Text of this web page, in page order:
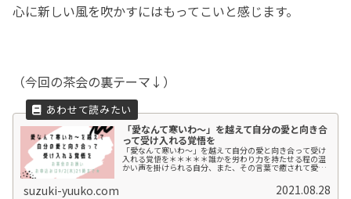
心に新しい風を吹かすにはもってこいと感じます。
（今回の茶会の裏テーマ↓）
「愛なんて寒いわ～」を越えて自分の愛と向き合
って受け入れる覚悟を
「愛なんて寒いわ～」を越えて自分の愛と向き合って受け
入れる覚悟を＊＊＊＊＊誰かを労わり力を持たせる程の温
かい声を掛けられる自分、また、その言葉で癒されて愛が
とめどなく溢れてくる自分が、今隠している本来の私なの
です。こんな私が言うのもなんです......【続きを読む】
suzuki-yuuko.com 2021.08.28